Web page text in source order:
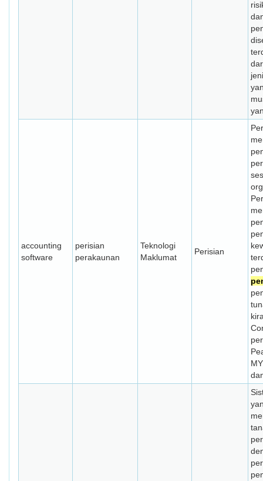
accounting
software
perisian
perakaunan
Teknologi
Maklumat
Perisian